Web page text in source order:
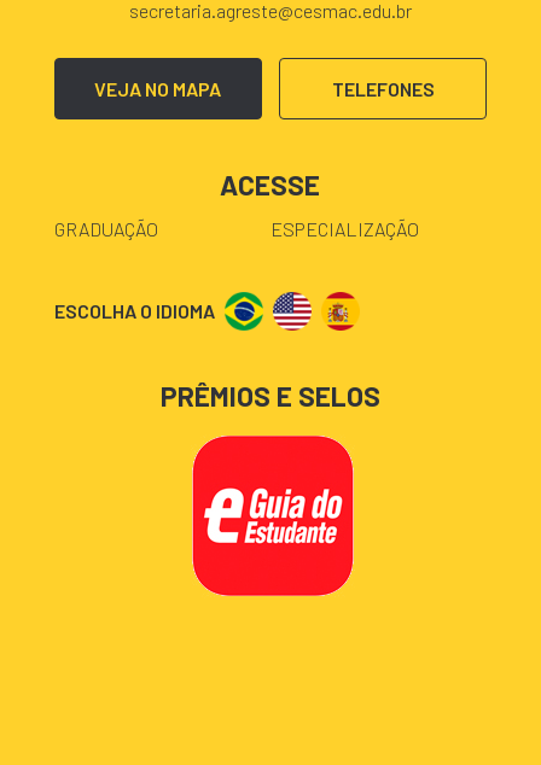
secretaria.agreste@cesmac.edu.br
VEJA NO MAPA TELEFONES
ACESSE
GRADUAÇÃO ESPECIALIZAÇÃO
ESCOLHA O IDIOMA
PRÊMIOS E SELOS